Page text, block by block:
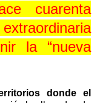
cuarenta
la “nueva
donde el